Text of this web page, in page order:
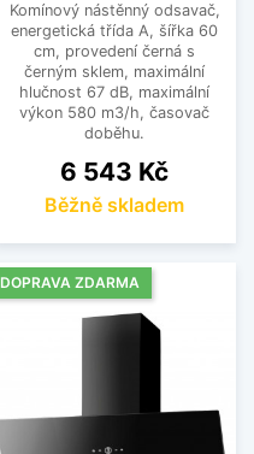
Komínový nástěnný odsavač,
energetická třída A, šířka 60
cm, provedení černá s
černým sklem, maximální
hlučnost 67 dB, maximální
výkon 580 m3/h, časovač
doběhu.
Cena
6 543 Kč
Běžně skladem
DOPRAVA ZDARMA